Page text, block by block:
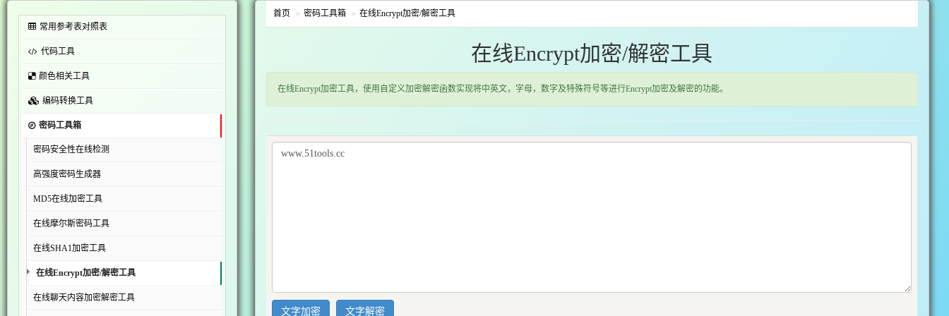
常用参考表对照表
代码工具
颜色相关工具
编码转换工具
密码工具箱
密码安全性在线检测
高强度密码生成器
MD5在线加密工具
在线摩尔斯密码工具
在线SHA1加密工具
在线Encrypt加密/解密工具
在线聊天内容加密解密工具
首页 密码工具箱 在线Encrypt加密/解密工具
在线Encrypt加密/解密工具
在线Encrypt加密工具，使用自定义加密解密函数实现将中英文，字母，数字及特殊符号等进行Encrypt加密及解密的功能。